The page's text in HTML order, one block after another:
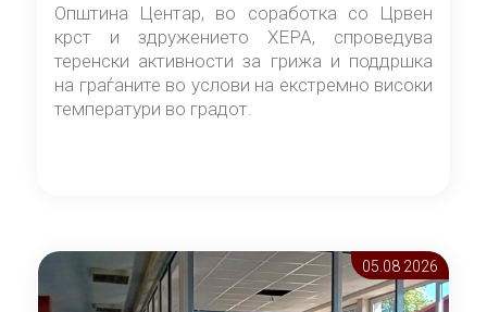
Општина Центар, во соработка со Црвен
крст и здружението ХЕРА, спроведува
теренски активности за грижа и поддршка
на граѓаните во услови на екстремно високи
температури во градот.
05.08 2026